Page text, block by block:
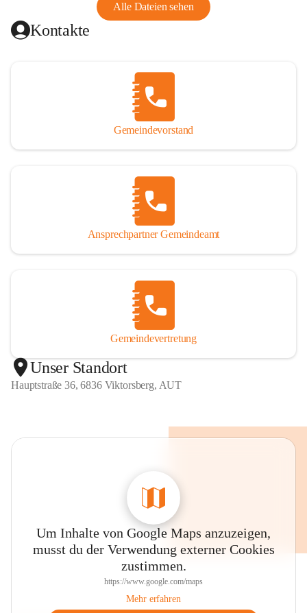
Alle Dateien sehen
Kontakte
Gemeindevorstand
Ansprechpartner Gemeindeamt
Gemeindevertretung
Unser Standort
Hauptstraße 36, 6836 Viktorsberg, AUT
Um Inhalte von Google Maps anzuzeigen,
musst du der Verwendung externer Cookies
zustimmen.
https://www.google.com/maps
Mehr erfahren